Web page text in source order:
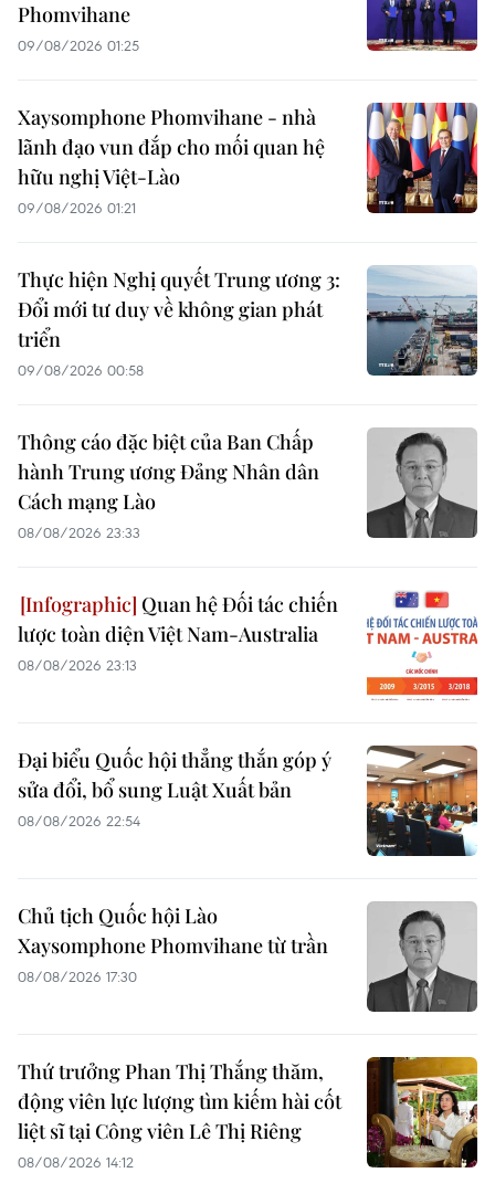
Phomvihane
09/08/2026 01:25
Xaysomphone Phomvihane - nhà
lãnh đạo vun đắp cho mối quan hệ
hữu nghị Việt-Lào
09/08/2026 01:21
Thực hiện Nghị quyết Trung ương 3:
Đổi mới tư duy về không gian phát
triển
09/08/2026 00:58
Thông cáo đặc biệt của Ban Chấp
hành Trung ương Đảng Nhân dân
Cách mạng Lào
08/08/2026 23:33
Quan hệ Đối tác chiến
lược toàn diện Việt Nam-Australia
08/08/2026 23:13
Đại biểu Quốc hội thẳng thắn góp ý
sửa đổi, bổ sung Luật Xuất bản
08/08/2026 22:54
Chủ tịch Quốc hội Lào
Xaysomphone Phomvihane từ trần
08/08/2026 17:30
Thứ trưởng Phan Thị Thắng thăm,
động viên lực lượng tìm kiếm hài cốt
liệt sĩ tại Công viên Lê Thị Riêng
08/08/2026 14:12